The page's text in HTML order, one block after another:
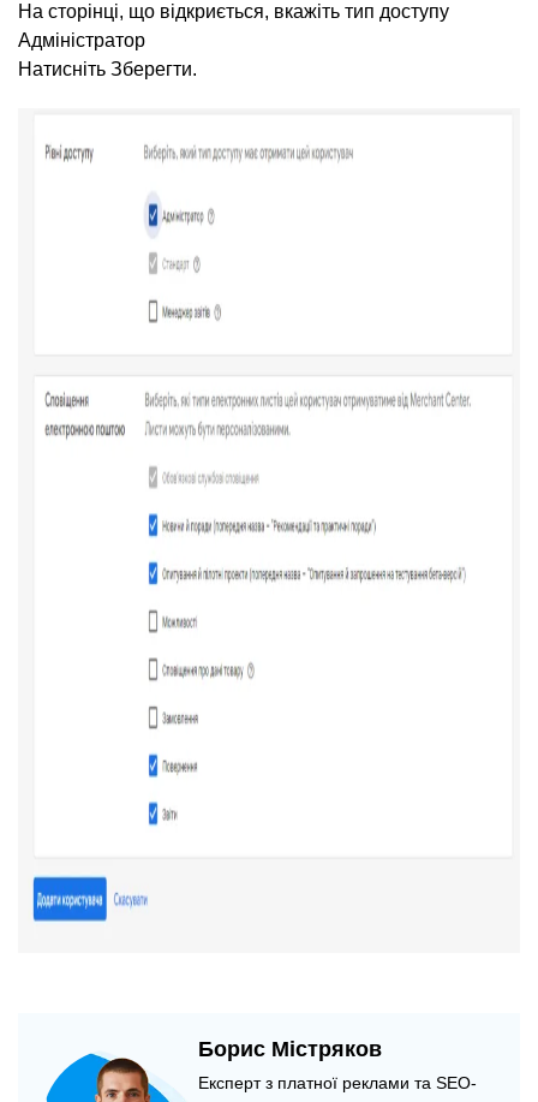
На сторінці, що відкриється, вкажіть тип доступу
Адміністратор
Натисніть Зберегти.
Борис Містряков
Експерт з платної реклами та SEO-